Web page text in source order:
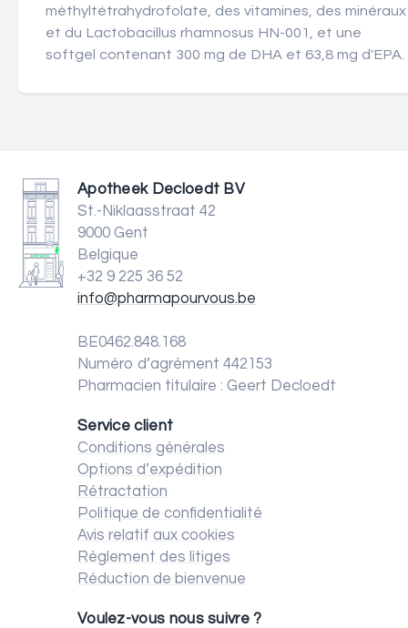
méthyltétrahydrofolate, des vitamines, des minéraux
et du Lactobacillus rhamnosus HN-001, et une
softgel contenant 300 mg de DHA et 63,8 mg d'EPA.
Apotheek Decloedt BV
St.-Niklaasstraat 42
9000 Gent
Belgique
+32 9 225 36 52
info@pharmapourvous.be
BE0462.848.168
Numéro d’agrément 442153
Pharmacien titulaire : Geert Decloedt
Service client
Conditions générales
Options d’expédition
Rétractation
Politique de confidentialité
Avis relatif aux cookies
Règlement des litiges
Réduction de bienvenue
Voulez-vous nous suivre ?